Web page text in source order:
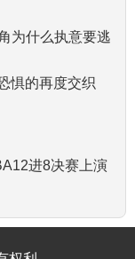
为什么执意要逃
惧的再度交织
进8决赛上演